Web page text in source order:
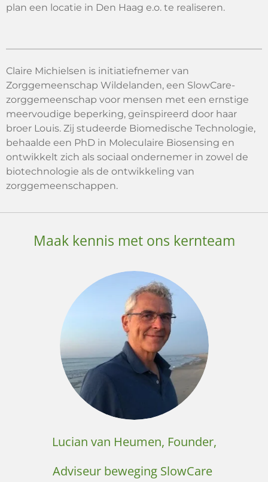
plan een locatie in Den Haag e.o. te realiseren.
Claire Michielsen is initiatiefnemer van
Zorggemeenschap Wildelanden, een SlowCare-
zorggemeenschap voor mensen met een ernstige
meervoudige beperking, geïnspireerd door haar
broer Louis. Zij studeerde Biomedische Technologie,
behaalde een PhD in Moleculaire Biosensing en
ontwikkelt zich als sociaal ondernemer in zowel de
biotechnologie als de ontwikkeling van
zorggemeenschappen.
Maak kennis met ons kernteam
Lucian van Heumen, Founder,
Adviseur beweging SlowCare